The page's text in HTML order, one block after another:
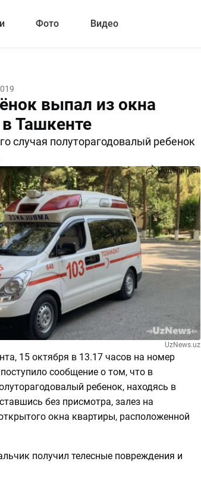
Фото Видео
выпал из окна
Ташкенте
случая полуторагодовалый ребенок
Поделиться
UzNews.uz
15 октября в 13.17 часов на номер
сообщение о том, что в
ребенок, находясь в
без присмотра, залез на
окна квартиры, расположенной
получил телесные повреждения и